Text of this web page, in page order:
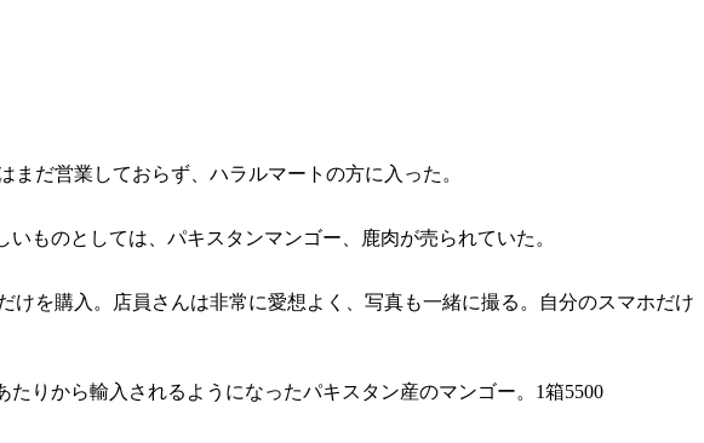
だ営業しておらず、ハラルマートの方に入った。
いものとしては、パキスタンマンゴー、鹿肉が売られていた。
を購入。店員さんは非常に愛想よく、写真も一緒に撮る。自分のスマホだけ
たりから輸入されるようになったパキスタン産のマンゴー。1箱5500